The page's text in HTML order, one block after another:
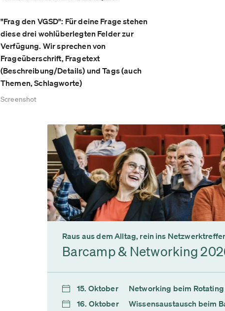
"Frag den VGSD": Für deine Frage stehen
diese drei wohlüberlegten Felder zur
Verfügung. Wir sprechen von
Frageüberschrift, Fragetext
(Beschreibung/Details) und Tags (auch
Themen, Schlagworte)
Screenshot
Raus aus dem Alltag, rein ins
Barcamp & Networking
15. Oktober
Networking beim
16. Oktober
Wissensaustausch beim